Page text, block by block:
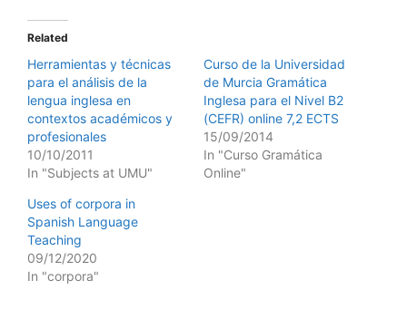
Related
Herramientas y técnicas
para el análisis de la
lengua inglesa en
contextos académicos y
profesionales
10/10/2011
In "Subjects at UMU"
Curso de la Universidad
de Murcia Gramática
Inglesa para el Nivel B2
(CEFR) online 7,2 ECTS
15/09/2014
In "Curso Gramática
Online"
Uses of corpora in
Spanish Language
Teaching
09/12/2020
In "corpora"